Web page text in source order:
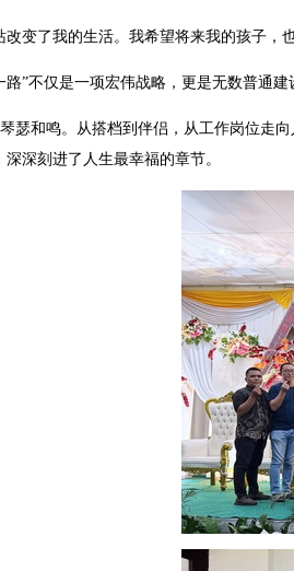
改变了我的生活。我希望将来我的孩子，
路”不仅是一项宏伟战略，更是无数普通
瑟和鸣。从搭档到伴侣，从工作岗位走
深深刻进了人生最幸福的章节。